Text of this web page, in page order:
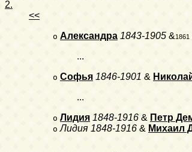
2.
<<
o Александра 1843-1905 &1861
...
o Софья 1846-1901 &
...
o Лидия 1848-1916 & Петр
o Лидия 1848-1916 & Михаил